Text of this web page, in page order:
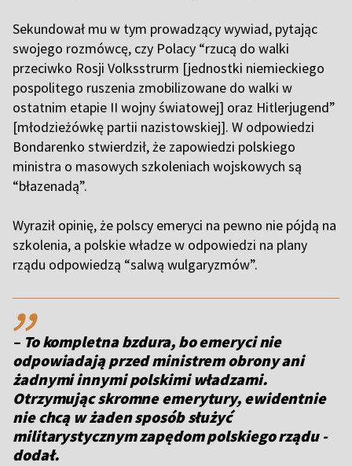
Sekundował mu w tym prowadzący wywiad, pytając
swojego rozmówcę, czy Polacy “rzucą do walki
przeciwko Rosji Volksstrurm [jednostki niemieckiego
pospolitego ruszenia zmobilizowane do walki w
ostatnim etapie II wojny światowej] oraz Hitlerjugend”
[młodzieżówkę partii nazistowskiej]. W odpowiedzi
Bondarenko stwierdził, że zapowiedzi polskiego
ministra o masowych szkoleniach wojskowych są
“błazenadą”.
Wyraził opinię, że polscy emeryci na pewno nie pójdą na
szkolenia, a polskie władze w odpowiedzi na plany
rządu odpowiedzą “salwą wulgaryzmów”.
,,
– To kompletna bzdura, bo emeryci nie
odpowiadają przed ministrem obrony ani
żadnymi innymi polskimi władzami.
Otrzymując skromne emerytury, ewidentnie
nie chcą w żaden sposób służyć
militarystycznym zapędom polskiego rządu -
dodał.